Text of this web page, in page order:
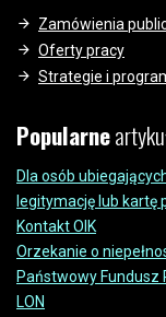
Zamówienia
Oferty pracy
Strategie i
Popularne
Dla osób
legitymację lub kartę
Kontakt OIK
Orzekanie o
Państwowy Fundusz
LON